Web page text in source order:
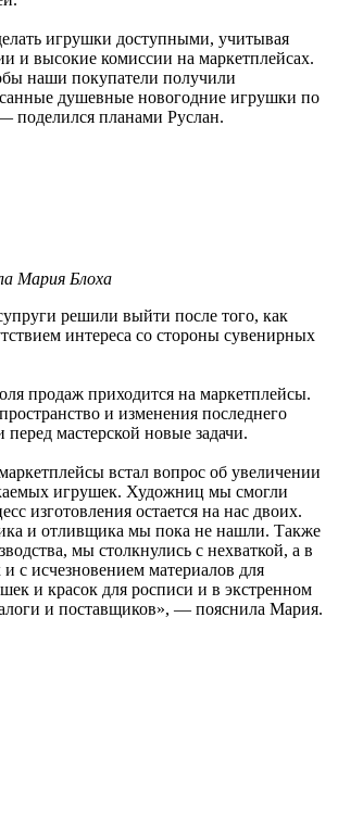
игрушки доступными, учитывая
и высокие комиссии на маркетплейсах.
наши покупатели получили
душевные новогодние игрушки по
поделился планами Руслан.
Мария Блоха
решили выйти после того, как
интереса со стороны сувенирных
продаж приходится на маркетплейсы.
и изменения последнего
мастерской новые задачи.
встал вопрос об увеличении
игрушек. Художниц мы смогли
изготовления остается на нас двоих.
и отливщика мы пока не нашли. Также
мы столкнулись с нехваткой, а в
с исчезновением материалов для
и красок для росписи и в экстренном
и поставщиков», — пояснила Мария.